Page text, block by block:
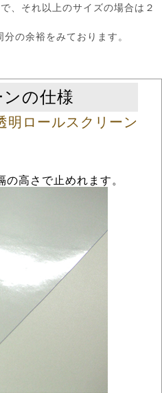
、それ以上のサイズの場合は２
の余裕をみております。
の仕様
明ロールスクリーン
高さで止めれます。